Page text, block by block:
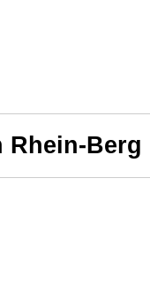
Rhein-Berg